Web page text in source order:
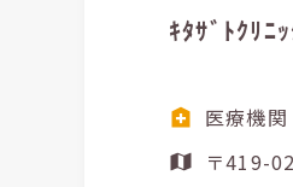
ｷﾀｻﾞﾄｸﾘﾆ
医療機関